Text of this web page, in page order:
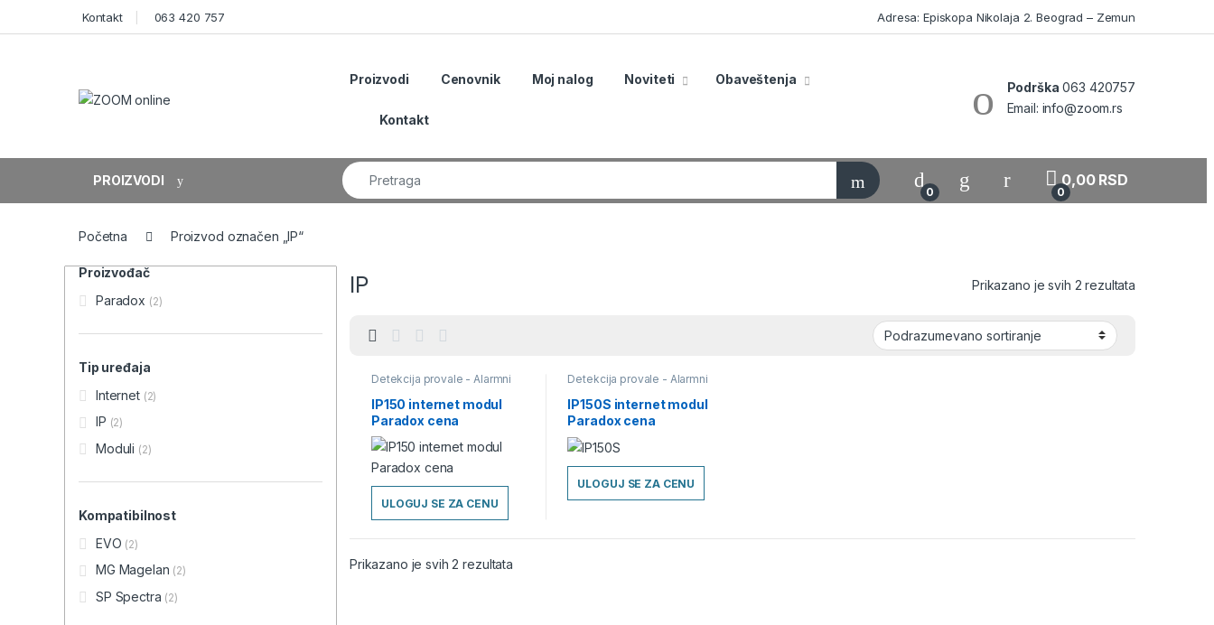
Kontakt 063 420 757 Adresa: Episkopa Nikolaja 2. Beograd – Zemun
Proizvodi Cenovnik Moj nalog Noviteti Obaveštenja
Kontakt
Podrška 063 420757
Email: info@zoom.rs
PROIZVODI
Search for:
0
My Account
0
0,00RSD
Početna Proizvod označen „IP“
IP Prikazano je svih 2 rezultata
Detekcija provale - Alarmni
, Komunikacioni
moduli
IP150 internet modul
Paradox cena
ULOGUJ SE ZA CENU
Detekcija provale - Alarmni
, Komunikacioni
moduli
IP150S internet modul
Paradox cena
ULOGUJ SE ZA CENU
Prikazano je svih 2 rezultata
Proizvođač
Paradox (2)
Tip uređaja
Internet (2)
IP (2)
Moduli (2)
Kompatibilnost
EVO (2)
MG Magelan (2)
SP Spectra (2)